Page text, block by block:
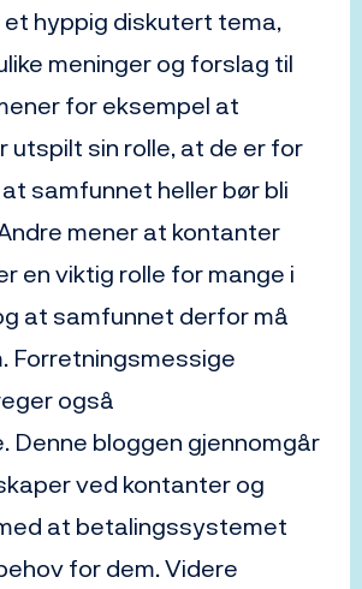
hyppig diskutert tema,
meninger og forslag til
for eksempel at
utspilt sin rolle, at de er for
samfunnet heller bør bli
mener at kontanter
en viktig rolle for mange i
at samfunnet derfor må
Forretningsmessige
også
Denne bloggen gjennomgår
ved kontanter og
at betalingssystemet
for dem. Videre